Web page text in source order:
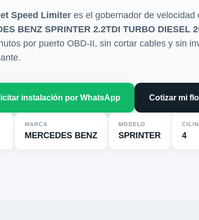
Speed Limiter es el gobernador de velocidad
BENZ SPRINTER 2.2TDI TURBO DIESEL
por puerto OBD-II, sin cortar cables y sin
instalación por WhatsApp Cotizar mi
MARCA
MERCEDES BENZ
MODELO
SPRINTER 4